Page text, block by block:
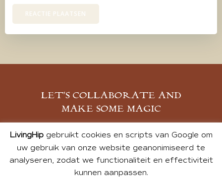
LET’S COLLABORATE AND
MAKE SOME MAGIC
MELD JE AAN
LivingHipgebruikt cookies en scripts van Google om
uw gebruik van onze website geanonimiseerd te
analyseren, zodat we functionaliteit en effectiviteit
kunnen aanpassen.